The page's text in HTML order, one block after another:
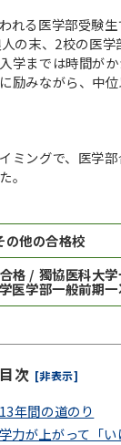
れる医学部受験
の末、2校の医学
学までは時間が
励みながら、中
ミングで、医学
。
の他の合格校
格 / 獨協医科大
医学部一般前期
目次 [非表示]
年間の道のり
力が上がって「い